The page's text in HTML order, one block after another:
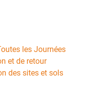
les Journées
et de retour
des sites et sols